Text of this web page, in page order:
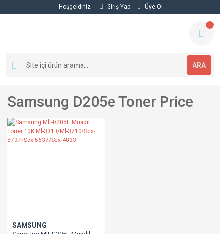
Hoşgeldiniz Giriş Yap Üye Ol
ARA
Samsung D205e Toner Price
SAMSUNG